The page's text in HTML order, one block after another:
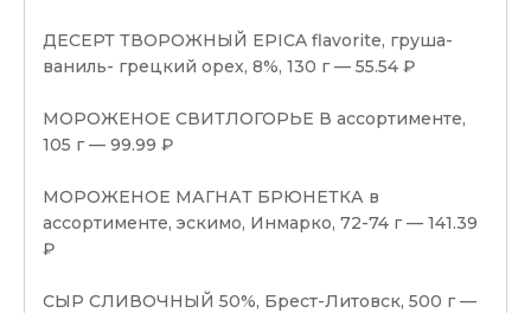
ДЕСЕРТ ТВОРОЖНЫЙ EPICA flavorite, груша-
ваниль- грецкий орех, 8%, 130 г — 55.54 ₽
МОРОЖЕНОЕ СВИТЛОГОРЬЕ В ассортименте,
105 г — 99.99 ₽
МОРОЖЕНОЕ МАГНАТ БРЮНЕТКА в
ассортименте, эскимо, Инмарко, 72-74 г — 141.39
₽
СЫР СЛИВОЧНЫЙ 50%, Брест-Литовск, 500 г —